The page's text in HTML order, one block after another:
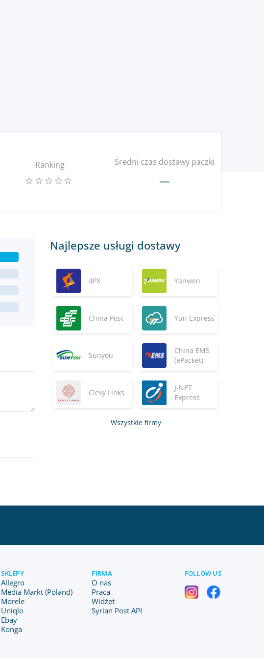
Ranking Średni czas dostawy paczki
—
Najlepsze usługi dostawy
4PX Yanwen
China Post Yun Express
Sunyou
China EMS
(ePacket)
Clevy Links
J-NET
Express
Wszystkie firmy
SKLEPY
Allegro
Media Markt (Poland)
Morele
Uniqlo
Ebay
Konga
FIRMA
O nas
Praca
Widżet
Syrian Post API
FOLLOW US